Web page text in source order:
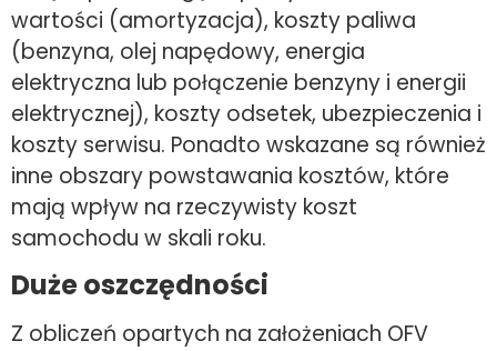
wartości (amortyzacja), koszty paliwa
(benzyna, olej napędowy, energia
elektryczna lub połączenie benzyny i energii
elektrycznej), koszty odsetek, ubezpieczenia i
koszty serwisu. Ponadto wskazane są również
inne obszary powstawania kosztów, które
mają wpływ na rzeczywisty koszt
samochodu w skali roku.
Duże oszczędności
Z obliczeń opartych na założeniach OFV